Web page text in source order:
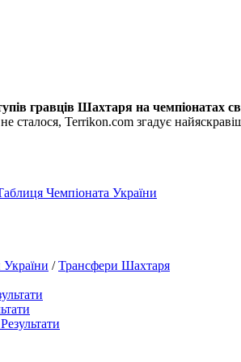
гравців Шахтаря на чемпіонатах
сталося, Terrikon.com згадує
Чемпіоната України
/Трансфери Шахтаря